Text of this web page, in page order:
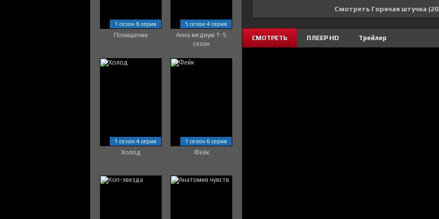
Смотреть Горячая штучка
СМОТРЕТЬ ПЛЕЕР HD Трейлер
Похищение
1 сезон 6 серия
Анна медиум 1-5
сезон
5 сезон 4 серия
Холод
1 сезон 4 серия
Фейк
1 сезон 6 серия